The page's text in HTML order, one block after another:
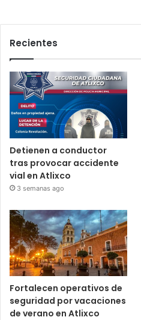
Recientes
Detienen a conductor
tras provocar accidente
vial en Atlixco
3 semanas ago
Fortalecen operativos de
seguridad por vacaciones
de verano en Atlixco